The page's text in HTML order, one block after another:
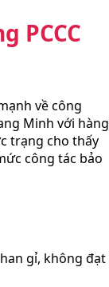
PCCC
về công
Minh với hàng
trạng cho thấy
công tác bảo
gỉ, không đạt